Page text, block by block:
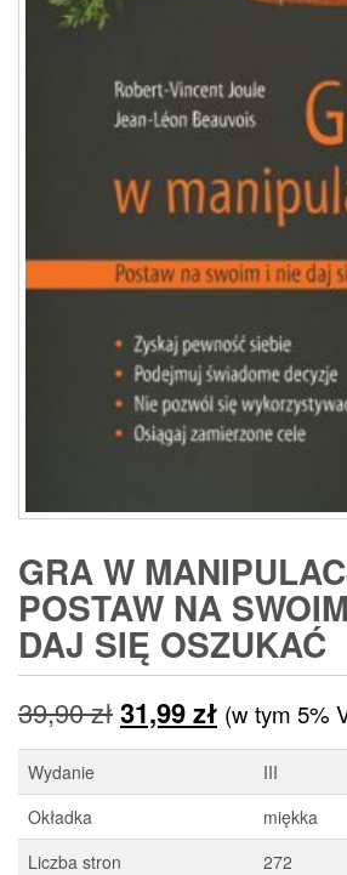
GRA W
POSTAW NA
DAJ SIĘ OSZUKAĆ
39,90złPierwotna
cena
wynosiła:
39,90 zł.
31,99złAktualna
cena
wynosi:
31,99 zł.
(w tym 5%
Wydanie
III
Okładka
miękka
Liczba stron
272